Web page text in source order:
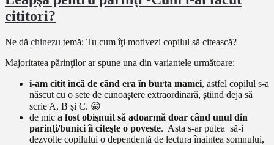
cititori?
Ne dă chinezu temă: Tu cum îţi motivezi copilul să citească?
Majoritatea părinţilor ar spune una din variantele următoare:
i-am citit încă de când era în burta mamei, astfel copilul s-a
născut cu o sete de cunoaştere extraordinară, ştiind deja să
scrie A, B şi C. 😀
de mic a fost obişnuit să adoarmă doar când unul din
parinţi/bunici îi citeşte o poveste. Asta s-ar putea să-i
dezvolte copilului o dependenţă de lectura înaintea somnului,